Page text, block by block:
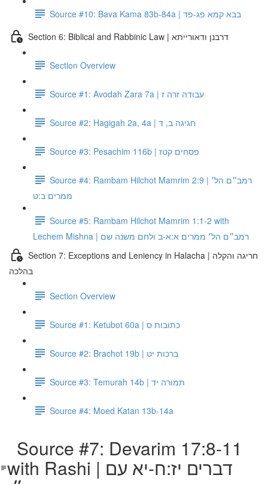
Source #10: Bava Kama 83b-84a | בבא קמא פג-פד
Section 6: Biblical and Rabbinic Law | דרבנן ודאורייתא
Section Overview
Source #1: Avodah Zara 7a | עבודה זרה ז
Source #2: Hagigah 2a, 4a | חגיגה ב, ד
Source #3: Pesachim 116b | פסחים קטז
Source #4: Rambam Hilchot Mamrim 2:9 | רמב״ם הל׳
ממרים ב:ט
Source #5: Rambam Hilchot Mamrim 1:1-2 with
Lechem Mishna | רמב״ם הל׳ ממרים א:א-ב ולחם משנה שם
Section 7: Exceptions and Leniency in Halacha | חריגה והקלה
בהלכה
Section Overview
Source #1: Ketubot 60a | כתובות ס
Source #2: Brachot 19b | ברכות יט
Source #3: Temurah 14b | תמורה יד
Source #4: Moed Katan 13b-14a
Source #7: Devarim 17:8-11
with Rashi | דברים יז:ח-יא עם